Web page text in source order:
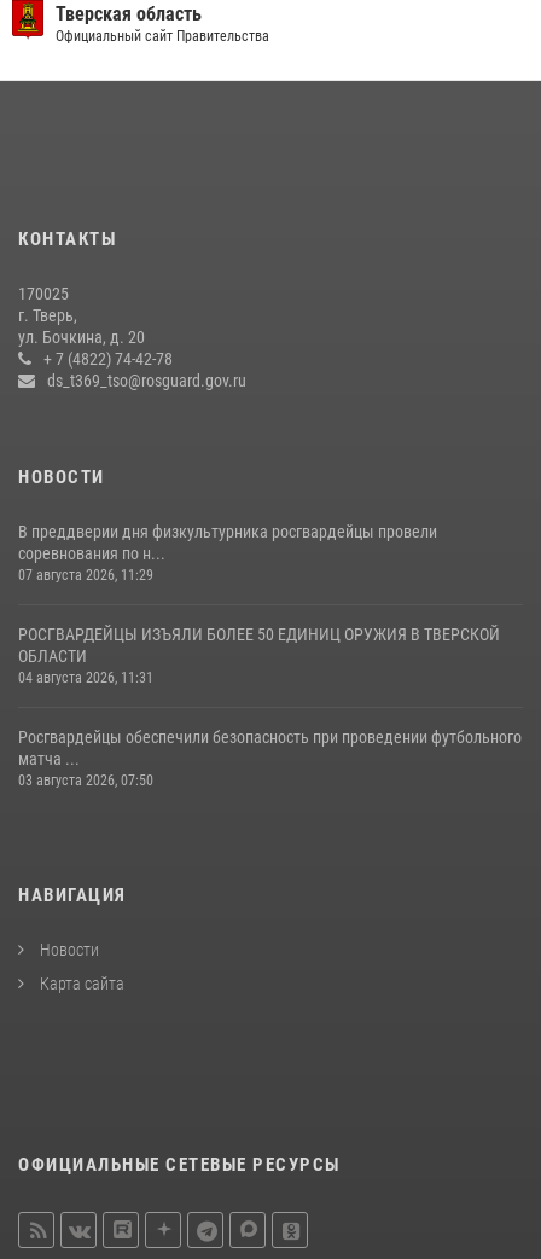
10 июля 2026, 08:44 1
боксов (видео)
Росгвардейцы оказали помощь водителю на дороге в городе Кашин
22 июля 2026, 08:35
Тверская область
Официальный сайт Правительства
КОНТАКТЫ
170025
г. Тверь,
ул. Бочкина, д. 20
+ 7 (4822) 74-42-78
ds_t369_tso@rosguard.gov.ru
НОВОСТИ
В преддверии дня физкультурника росгвардейцы провели
соревнования по н...
07 августа 2026, 11:29
РОСГВАРДЕЙЦЫ ИЗЪЯЛИ БОЛЕЕ 50 ЕДИНИЦ ОРУЖИЯ В ТВЕРСКОЙ
ОБЛАСТИ
04 августа 2026, 11:31
Росгвардейцы обеспечили безопасность при проведении футбольного
матча ...
03 августа 2026, 07:50
НАВИГАЦИЯ
Новости
Карта сайта
ОФИЦИАЛЬНЫЕ СЕТЕВЫЕ РЕСУРСЫ